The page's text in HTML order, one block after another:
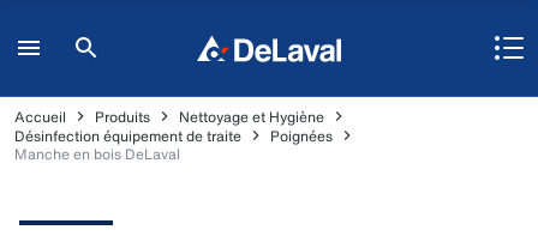
Accueil Produits
Nettoyage et Hygiène
Désinfection équipement de traite
Poignées
Manche en bois DeLaval